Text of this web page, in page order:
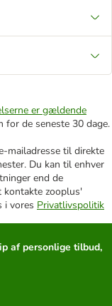
er gældende
for de seneste 30 dage.
mailadresse til direkte
Du kan til enhver
end de
kontakte zooplus'
i vores Privatlivspolitik
af personlige tilbud,